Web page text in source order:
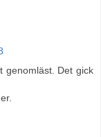
genomläst. Det gick